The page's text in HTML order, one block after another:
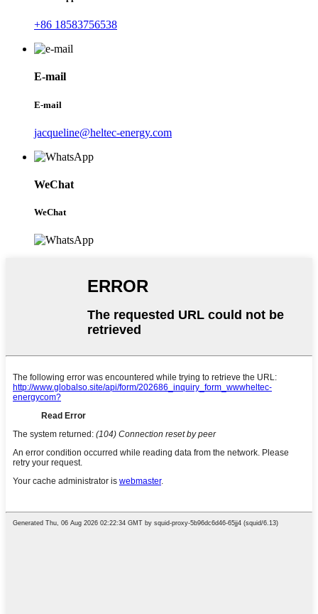
+86 18583756538
E-mail
E-mail
jacqueline@heltec-energy.com
WeChat
WeChat